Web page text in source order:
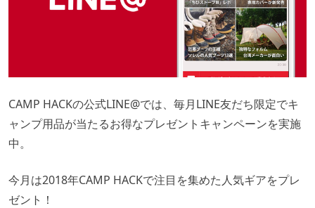
CAMP HACKの公式LINE@では、毎月LINE友だち限定でキ
ャンプ用品が当たるお得なプレゼントキャンペーンを実施
中。
今月は2018年CAMP HACKで注目を集めた人気ギアをプレ
ゼント！